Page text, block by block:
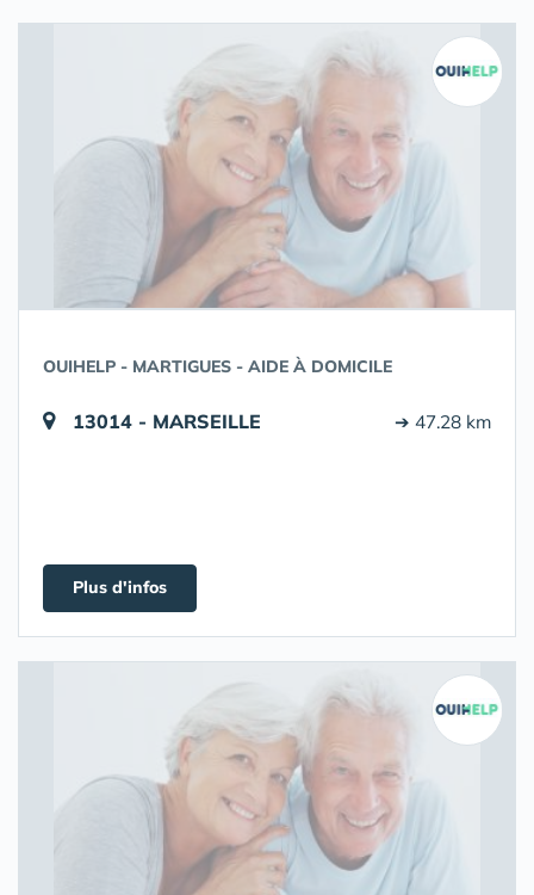
OUIHELP - MARTIGUES - AIDE À DOMICILE
13014 - MARSEILLE ➔ 47.28 km
Plus d'infos